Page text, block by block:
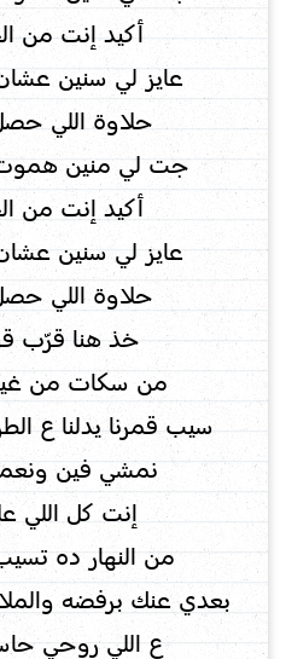
أكيد إنت من
عايز لي سنين
حلاوة اللي حصل
جت لي منين
أكيد إنت من
عايز لي سنين
حلاوة اللي حصل
خذ هنا قرّب
من سكات من
سيب قمرنا يدلنا ع
نمشي فين
إنت كل اللي
من النهار ده
بعدي عنك برفضه
ع اللي روحي